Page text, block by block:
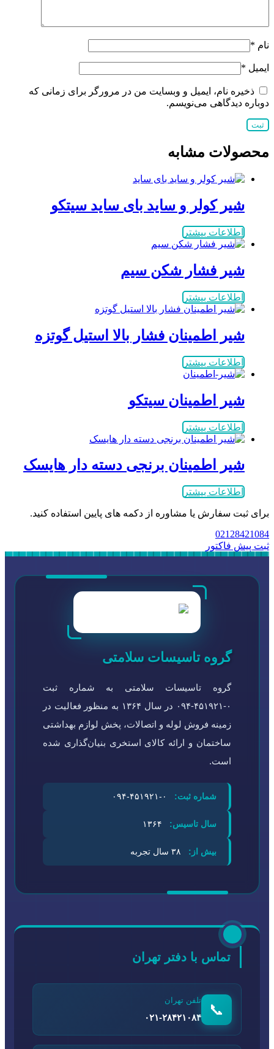
نام *
ایمیل *
ذخیره نام، ایمیل و وبسایت من در مرورگر برای زمانی که
دوباره دیدگاهی می‌نویسم.
محصولات مشابه
شیر کولر و ساید بای ساید سیتکو
اطلاعات بیشتر
شیر فشار شکن سیم
اطلاعات بیشتر
شیر اطمینان فشار بالا استیل گوتزه
اطلاعات بیشتر
شیر اطمینان سیتکو
اطلاعات بیشتر
شیر اطمینان برنجی دسته دار هایسک
اطلاعات بیشتر
برای ثبت سفارش یا مشاوره از دکمه های پایین استفاده کنید.
02128421084
ثبت پیش فاکتور
گروه تاسیسات سلامتی
گروه تاسیسات سلامتی به شماره ثبت
۰-۴۵۱۹۲۱-۰۹۴ در سال ۱۳۶۴ به منظور فعالیت در
زمینه فروش لوله و اتصالات، پخش لوازم بهداشتی
ساختمان و ارائه کالای استخری بنیان‌گذاری شده
است.
شماره ثبت:
سال تاسیس:
بیش از:
تماس با دفتر تهران
📞
تلفن تهران
۰۲۱-۲۸۴۲۱۰۸۴